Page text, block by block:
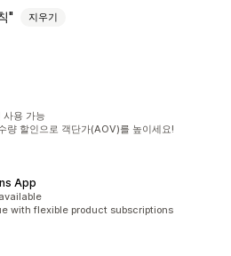
지우기
사용 가능
량 할인으로 객단가(AOV)를 높이세요!
App
with flexible product subscriptions